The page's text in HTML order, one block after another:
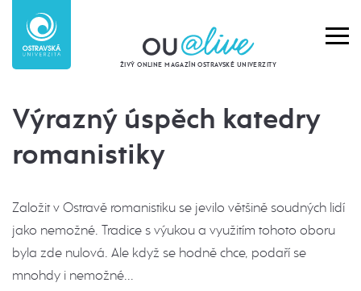
ŽIVÝ ONLINE MAGAZÍN OSTRAVSKÉ UNIVERZITY
Výrazný úspěch katedry
romanistiky
Založit v Ostravě romanistiku se jevilo většině soudných lidí
jako nemožné. Tradice s výukou a využitím tohoto oboru
byla zde nulová. Ale když se hodně chce, podaří se
mnohdy i nemožné...